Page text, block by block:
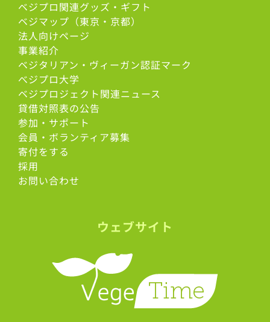
ベジプロ関連グッズ・ギフト
ベジマップ（東京・京都）
法人向けページ
事業紹介
ベジタリアン・ヴィーガン認証マーク
べジプロ大学
ベジプロジェクト関連ニュース
貸借対照表の公告
参加・サポート
会員・ボランティア募集
寄付をする
採用
お問い合わせ
ウェブサイト